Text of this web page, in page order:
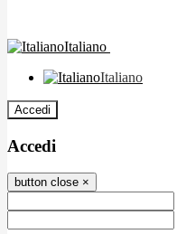
Italiano
Italiano
Accedi
Accedi
button close ×